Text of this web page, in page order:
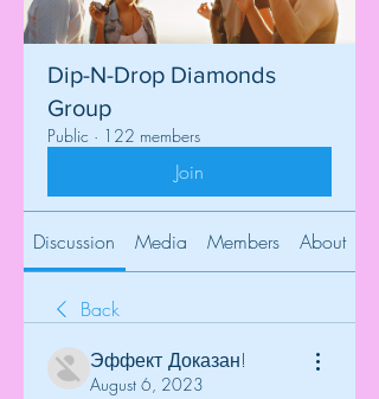
Dip-N-Drop Diamonds
Group
Public · 122 members
Join
Discussion Media Members About
Back
Эффект Доказан!
August 6, 2023